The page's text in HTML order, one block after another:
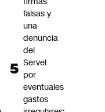
falsas y
una
denuncia
del
Servel
por
eventuales
gastos